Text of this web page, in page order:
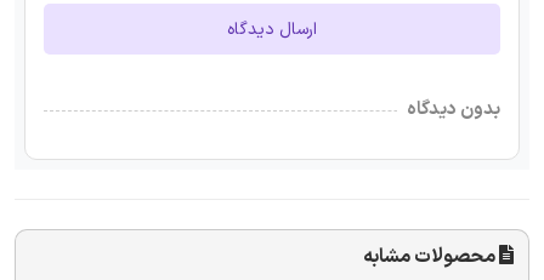
ارسال دیدگاه
بدون دیدگاه
محصولات مشابه